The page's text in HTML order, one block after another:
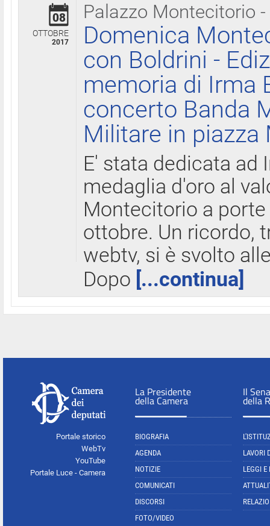
Palazzo Montecitorio
08
OTTOBRE
2017
Domenica
con Boldrini -
memoria di Irma
concerto Banda
Militare in
E' stata dedicata ad
medaglia d'oro al
Montecitorio a
ottobre. Un ricordo,
webtv, si è svolto
Dopo [...continua]
Portale storico
WebTv
YouTube
Portale Luce - Camera
La Presidente
della Camera
BIOGRAFIA
AGENDA
NOTIZIE
COMUNICATI
DISCORSI
FOTO/VIDEO
Il
della
LAVORI
LEGGI E